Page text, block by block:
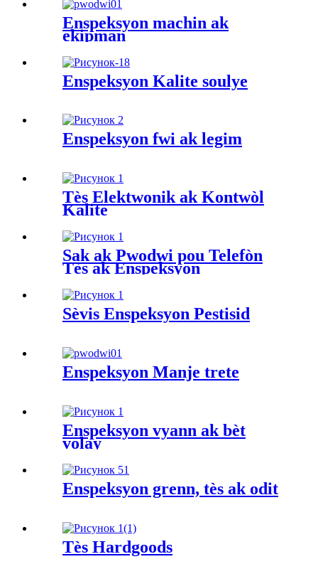
Enspeksyon machin ak
ekipman
Enspeksyon Kalite soulye
Enspeksyon fwi ak legim
Tès Elektwonik ak Kontwòl
Kalite
Sak ak Pwodwi pou Telefòn
Tès ak Enspeksyon
Sèvis Enspeksyon Pestisid
Enspeksyon Manje trete
Enspeksyon vyann ak bèt
volay
Enspeksyon grenn, tès ak odit
Tès Hardgoods